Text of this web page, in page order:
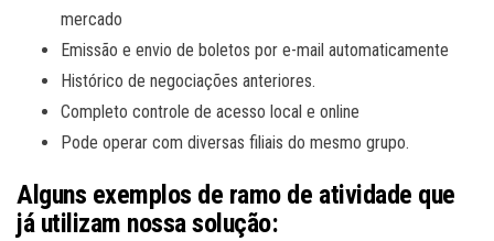
mercado
Emissão e envio de boletos por e-mail automaticamente
Histórico de negociações anteriores.
Completo controle de acesso local e online
Pode operar com diversas filiais do mesmo grupo.
Alguns exemplos de ramo de atividade que
já utilizam nossa solução: